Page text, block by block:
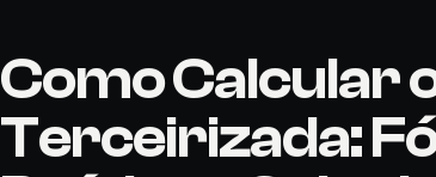
Como Calcular o
Terceirizada: